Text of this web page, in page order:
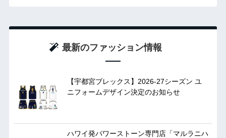
最新のファッション情報
【宇都宮ブレックス】2026-27シーズン ユ
ニフォームデザイン決定のお知らせ
ハワイ発パワーストーン専門店「マルラニハ